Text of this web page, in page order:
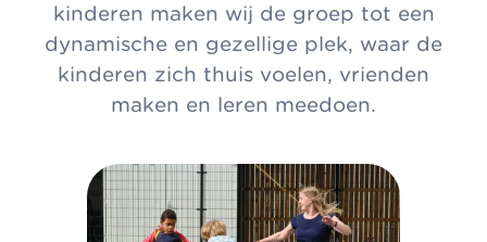
kinderen maken wij de groep tot een
dynamische en gezellige plek, waar de
kinderen zich thuis voelen, vrienden
maken en leren meedoen.